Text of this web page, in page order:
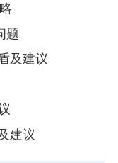
题
及建议
建议